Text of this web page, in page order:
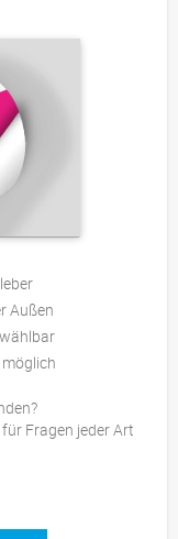
Außen
Fragen jeder Art